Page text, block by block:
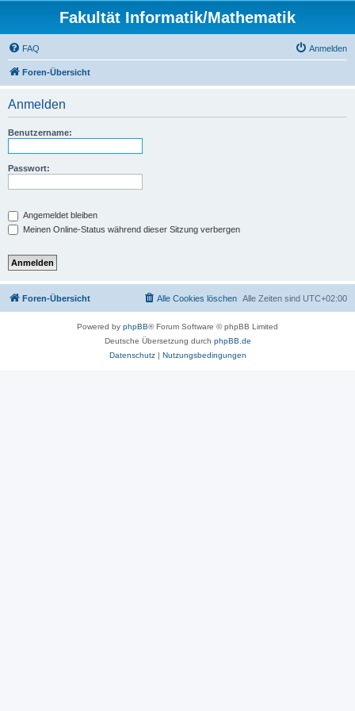
Fakultät Informatik/Mathematik
FAQ Anmelden
Foren-Übersicht
Anmelden
Benutzername:
Passwort:
Angemeldet bleiben
Meinen Online-Status während dieser Sitzung verbergen
Foren-Übersicht Alle Zeiten sind UTC+02:00
Alle Cookies löschen
Powered by phpBB® Forum Software © phpBB Limited
Deutsche Übersetzung durch phpBB.de
Datenschutz| Nutzungsbedingungen